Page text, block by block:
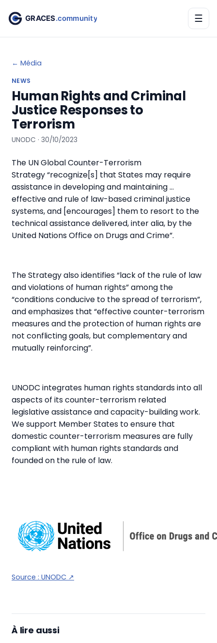
☰
← Média
NEWS
Human Rights and Criminal
Justice Responses to
Terrorism
UNODC · 30/10/2023
The UN Global Counter-Terrorism
Strategy “recognize[s] that States may require
assistance in developing and maintaining …
effective and rule of law-based criminal justice
systems, and [encourages] them to resort to the
technical assistance delivered, inter alia, by the
United Nations Office on Drugs and Crime”.
The Strategy also identifies “lack of the rule of law
and violations of human rights” among the
“conditions conducive to the spread of terrorism”,
and emphasizes that “effective counter-terrorism
measures and the protection of human rights are
not conflicting goals, but complementary and
mutually reinforcing”.
UNODC integrates human rights standards into all
aspects of its counter-terrorism related
legislative assistance and capacity-building work.
We support Member States to ensure that
domestic counter-terrorism measures are fully
compliant with human rights standards and
founded on the rule of law.
Source : UNODC ↗
À lire aussi